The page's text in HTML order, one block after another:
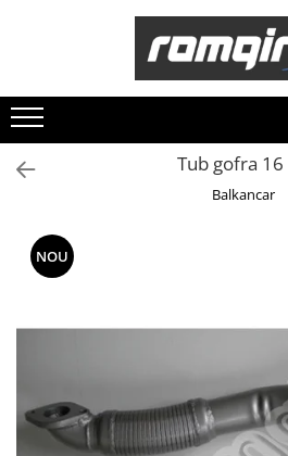
Piese Motor
Piese Motor D 2500
Piese Motor D 3900
Catarg Motostivuitor Balkancar
Alte Piese Catarg
Piese Punte Fata
Piese Punte Față Motostivuitor
Planetare Balkancar
Tub gofra 16
Balkancar
NOU